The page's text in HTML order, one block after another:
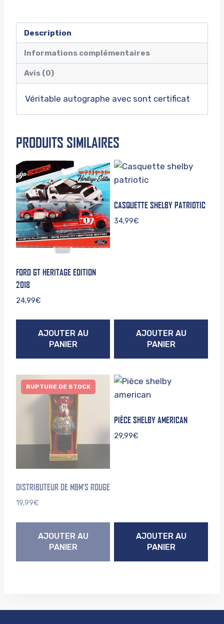
Description
Informations complémentaires
Avis (0)
Véritable autographe avec sont certificat
PRODUITS SIMILAIRES
FORD GT HERITAGE EDITION
2018
24,99€
AJOUTER AU
PANIER
CASQUETTE SHELBY PATRIOTIC
34,99€
AJOUTER AU
PANIER
RUPTURE DE STOCK
DISTRIBUTEUR DE M&M’S ROUGE
19,99€
AJOUTER AU
PANIER
PIÈCE SHELBY AMERICAN
29,99€
AJOUTER AU
PANIER